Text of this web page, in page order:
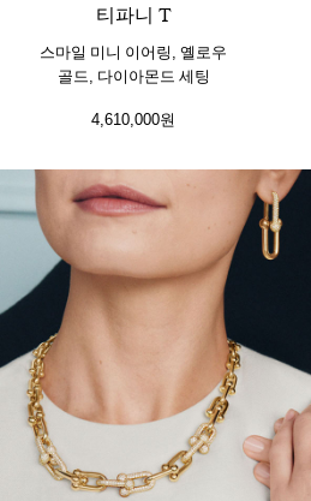
티파니 T
스마일 미니 이어링, 옐로우
골드, 다이아몬드 세팅
4,610,000원